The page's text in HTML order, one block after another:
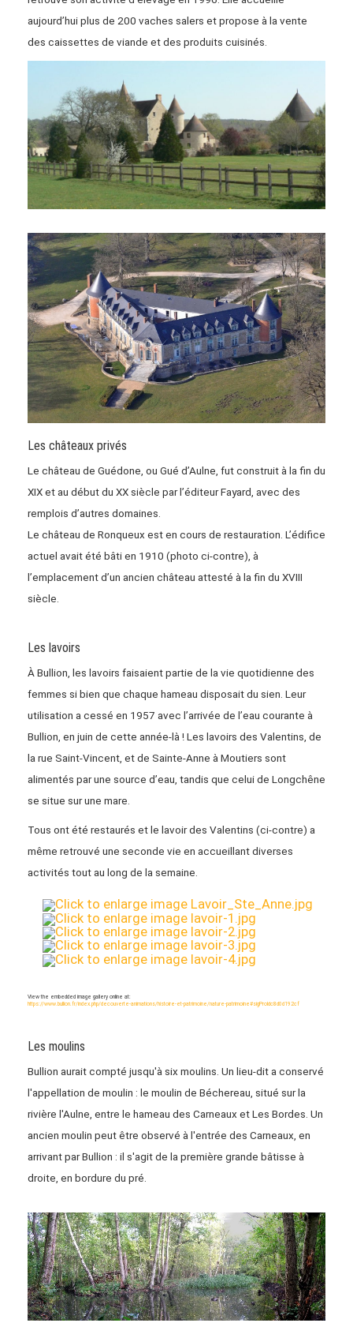
aujourd’hui plus de 200 vaches salers et propose à la vente
des caissettes de viande et des produits cuisinés.
Les châteaux privés
Le château de Guédone, ou Gué d’Aulne, fut construit à la fin du
XIX et au début du XX siècle par l’éditeur Fayard, avec des
remplois d’autres domaines.
Le château de Ronqueux est en cours de restauration. L’édifice
actuel avait été bâti en 1910 (photo ci-contre), à
l’emplacement d’un ancien château attesté à la fin du XVIII
siècle.
Les lavoirs
À Bullion, les lavoirs faisaient partie de la vie quotidienne des
femmes si bien que chaque hameau disposait du sien. Leur
utilisation a cessé en 1957 avec l’arrivée de l’eau courante à
Bullion, en juin de cette année-là ! Les lavoirs des Valentins, de
la rue Saint-Vincent, et de Sainte-Anne à Moutiers sont
alimentés par une source d’eau, tandis que celui de Longchêne
se situe sur une mare.
Tous ont été restaurés et le lavoir des Valentins (ci-contre) a
même retrouvé une seconde vie en accueillant diverses
activités tout au long de la semaine.
View the embedded image gallery online at:
https://www.bullion.fr/index.php/decouverte-animations/histoire-et-patrimoine/nature-patrimoine#sigProIdc8d0d192cf
Les moulins
Bullion aurait compté jusqu'à six moulins. Un lieu-dit a conservé
l'appellation de moulin : le moulin de Béchereau, situé sur la
rivière l'Aulne, entre le hameau des Carneaux et Les Bordes. Un
ancien moulin peut être observé à l'entrée des Carneaux, en
arrivant par Bullion : il s'agit de la première grande bâtisse à
droite, en bordure du pré.